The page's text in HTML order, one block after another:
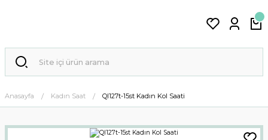
Anasayfa Kadın Saat Ql127t-15st Kadın Kol Saati